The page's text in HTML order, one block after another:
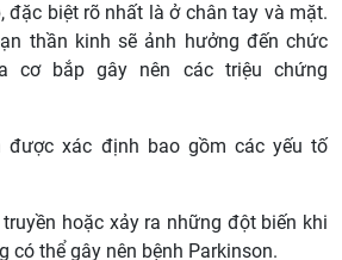
đặc biệt rõ nhất là ở chân tay và mặt.
thần kinh sẽ ảnh hưởng đến chức
cơ bắp gây nên các triệu chứng
được xác định bao gồm các yếu tố
truyền hoặc xảy ra những đột biến khi
có thể gây nên bệnh Parkinson.